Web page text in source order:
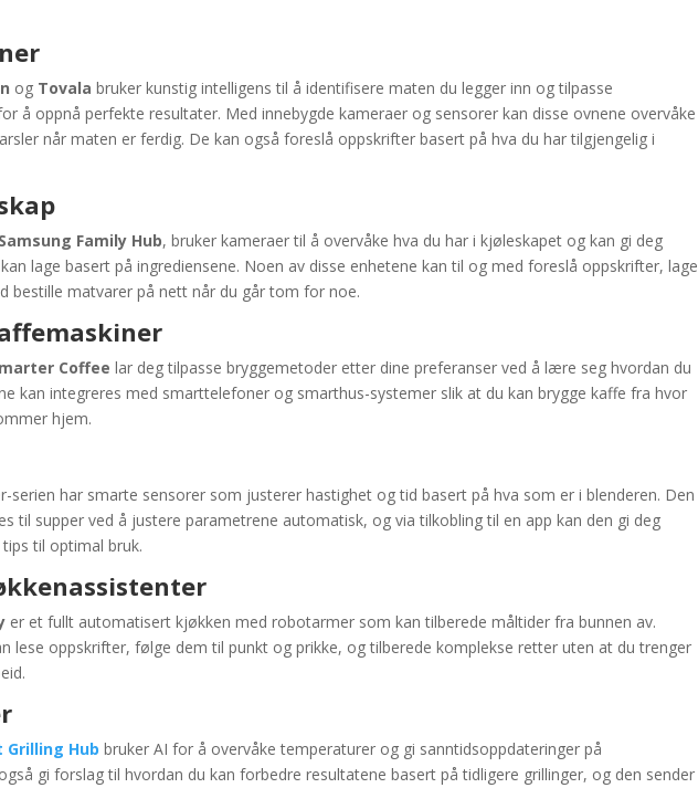
og Tovala bruker kunstig intelligens til å identifisere maten du legger inn og tilpasse
å oppnå perfekte resultater. Med innebygde kameraer og sensorer kan disse ovnene overvåke
når maten er ferdig. De kan også foreslå oppskrifter basert på hva du har tilgjengelig i
Samsung Family Hub, bruker kameraer til å overvåke hva du har i kjøleskapet og kan gi deg
lage basert på ingrediensene. Noen av disse enhetene kan til og med foreslå oppskrifter, lage
bestille matvarer på nett når du går tom for noe.
Coffee lar deg tilpasse bryggemetoder etter dine preferanser ved å lære seg hvordan du
kan integreres med smarttelefoner og smarthus-systemer slik at du kan brygge kaffe fra hvor
hjem.
serien har smarte sensorer som justerer hastighet og tid basert på hva som er i blenderen. Den
til supper ved å justere parametrene automatisk, og via tilkobling til en app kan den gi deg
til optimal bruk.
er et fullt automatisert kjøkken med robotarmer som kan tilberede måltider fra bunnen av.
lese oppskrifter, følge dem til punkt og prikke, og tilberede komplekse retter uten at du trenger
Grilling Hub bruker AI for å overvåke temperaturer og gi sanntidsoppdateringer på
gi forslag til hvordan du kan forbedre resultatene basert på tidligere grillinger, og den sender